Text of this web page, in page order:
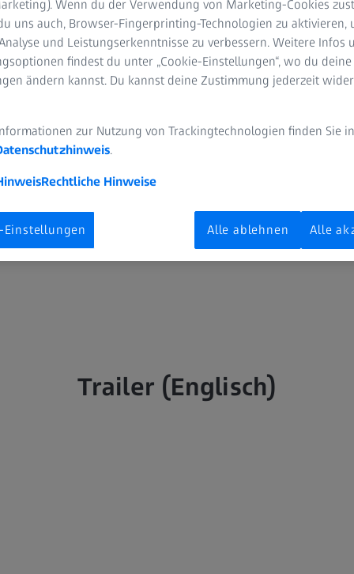
unseres Geistes? Eine mathematische Maschine? Gibt es
wenn wie sehen diese aus? Viele Antworten müssen erst noch
die die Menschheit angetrieben haben, das Unerforschte
Order« verbinden in ihrer neuen Musikshow »Dimensions«
Von Visualisierungen wissenschaftlicher Daten, über
bis hin zu künstlerischen Interpretationen physikalischer
Erfahrung. Im Mittelpunkt steht dabei das Erleben des
ist ein Bilderrausch, getragen von epischer
Zeit spielt. Am Ende bleibt das Gefühl, dass es in uns und
mehr beeinflussen als diejenigen, die wir verstehen und
Trailer (Englisch)
Wenn du der Verwendung von Marketing-Cookies
uns auch, Browser-Fingerprinting-Technologien zu aktivieren,
und Leistungserkenntnisse zu verbessern. Weitere Infos
findest du unter „Cookie-Einstellungen“, wo du deine
ändern kannst. Du kannst deine Zustimmung jederzeit
zur Nutzung von Trackingtechnologien finden Sie in
.
Rechtliche Hinweise
Einstellungen Alle ablehnen Alle